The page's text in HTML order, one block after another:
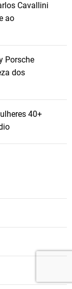
Cavallini
ao
Porsche
dos
40+